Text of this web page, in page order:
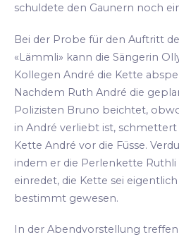
schuldete den Gaunern noch
Bei der Probe für den Auftritt
«Lämmli» kann die Sängerin
Kollegen André die Kette
Nachdem Ruth André die
Polizisten Bruno beichtet,
in André verliebt ist, schmettert
Kette André vor die Füsse.
indem er die Perlenkette
einredet, die Kette sei
bestimmt gewesen.
In der Abendvorstellung